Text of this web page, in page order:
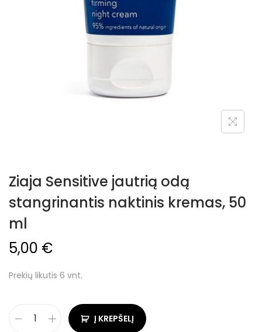
Ziaja Sensitive jautrią odą
stangrinantis naktinis kremas, 50
ml
5,00 €
Prekių likutis 6 vnt.
Į KREPŠELĮ